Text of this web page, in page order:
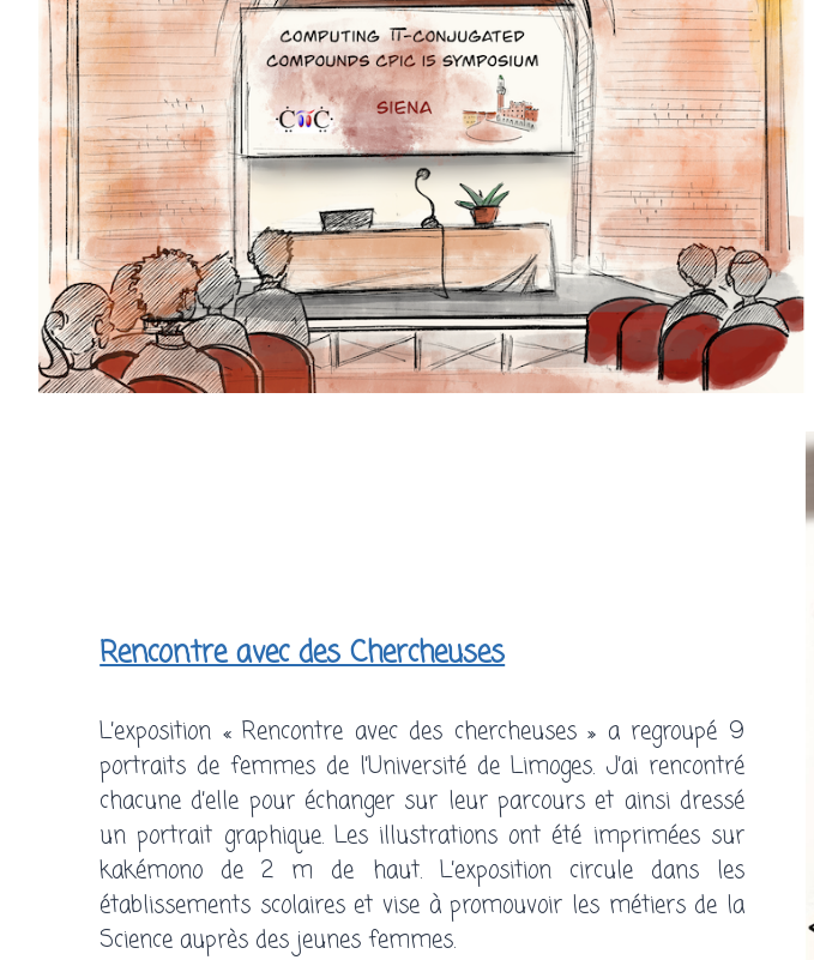
Rencontre avec des Chercheuses
L’exposition « Rencontre avec des chercheuses » a regroupé 9
portraits de femmes de l’Université de Limoges. J’ai rencontré
chacune d’elle pour échanger sur leur parcours et ainsi dressé
un portrait graphique. Les illustrations ont été imprimées sur
kakémono de 2 m de haut. L’exposition circule dans les
établissements scolaires et vise à promouvoir les métiers de la
Science auprès des jeunes femmes.